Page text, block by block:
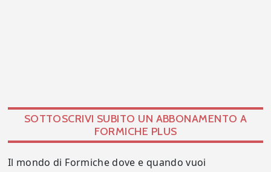
SOTTOSCRIVI SUBITO UN ABBONAMENTO A
FORMICHE PLUS
Il mondo di Formiche dove e quando vuoi